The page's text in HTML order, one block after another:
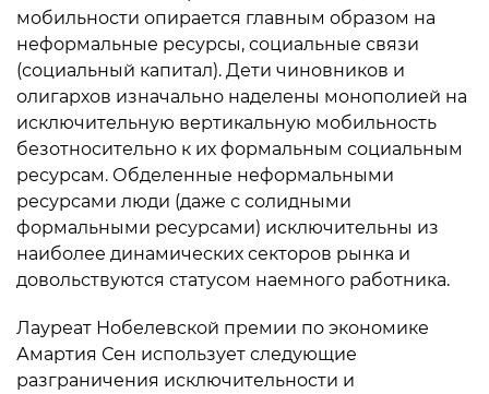
мобильности опирается главным образом на
неформальные ресурсы, социальные связи
(социальный капитал). Дети чиновников и
олигархов изначально наделены монополией на
исключительную вертикальную мобильность
безотносительно к их формальным социальным
ресурсам. Обделенные неформальными
ресурсами люди (даже с солидными
формальными ресурсами) исключительны из
наиболее динамических секторов рынка и
довольствуются статусом наемного работника.
Лауреат Нобелевской премии по экономике
Амартия Сен использует следующие
разграничения исключительности и